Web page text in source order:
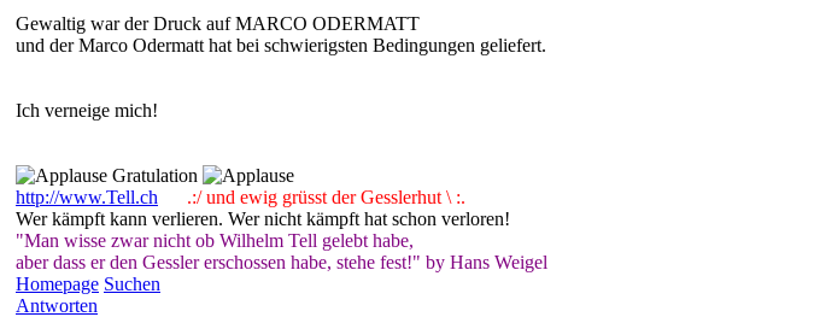
Gewaltig war der Druck auf MARCO ODERMATT
und der Marco Odermatt hat bei schwierigsten Bedingungen geliefert.
Ich verneige mich!
Gratulation
http://www.Tell.ch
.:/ und ewig grüsst der Gesslerhut \ :.
Wer kämpft kann verlieren. Wer nicht kämpft hat schon verloren!
"Man wisse zwar nicht ob Wilhelm Tell gelebt habe,
aber dass er den Gessler erschossen habe, stehe fest!" by Hans Weigel
Homepage Suchen
Antworten